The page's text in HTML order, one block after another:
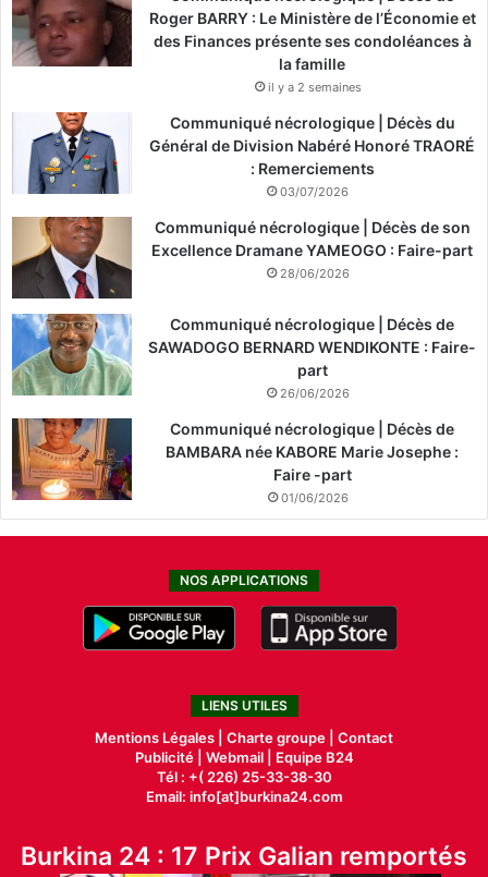
Roger BARRY : Le Ministère de l’Économie et
des Finances présente ses condoléances à
la famille
il y a 2 semaines
Communiqué nécrologique | Décès du
Général de Division Nabéré Honoré TRAORÉ
: Remerciements
03/07/2026
Communiqué nécrologique | Décès de son
Excellence Dramane YAMEOGO : Faire-part
28/06/2026
Communiqué nécrologique | Décès de
SAWADOGO BERNARD WENDIKONTE : Faire-
part
26/06/2026
Communiqué nécrologique | Décès de
BAMBARA née KABORE Marie Josephe :
Faire -part
01/06/2026
NOS APPLICATIONS
LIENS UTILES
Mentions Légales | Charte groupe | Contact
Publicité| Webmail |
Equipe B24
Tél : +( 226) 25-33-38-30
Email: info[at]burkina24.com
Burkina 24 : 17 Prix Galian remportés